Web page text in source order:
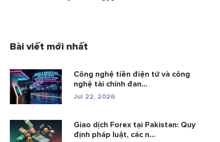
Bài viết mới nhất
Công nghệ tiền điện tử và công
nghệ tài chính đan...
Jul 22, 2026
Giao dịch Forex tại Pakistan: Quy
định pháp luật, các n...